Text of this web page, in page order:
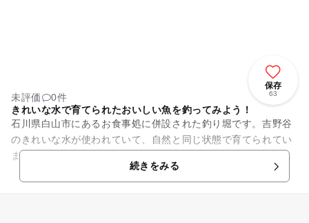
保存
63
未評価
0件
きれいな水で育てられたおいしい魚を釣ってみよう！
石川県白山市にあるお食事処に併設された釣り堀です。吉野谷
のきれいな水が使われていて、自然と同じ状態で育てられてい
ます。魚種はイワナ、ニジマス、大マスです。釣った魚はすべ
て買い取りになります。ニジ...続きをみる